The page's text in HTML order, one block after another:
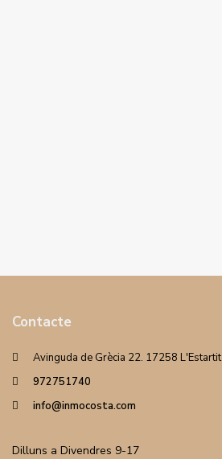
Contacte
Avinguda de Grècia 22. 17258 L'Estartit
972751740
info@inmocosta.com
Dilluns a Divendres 9-17